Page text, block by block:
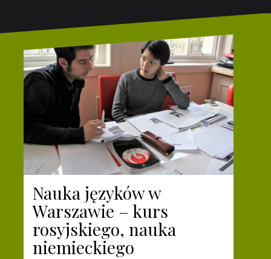
Nauka języków w
Warszawie – kurs
rosyjskiego, nauka
niemieckiego